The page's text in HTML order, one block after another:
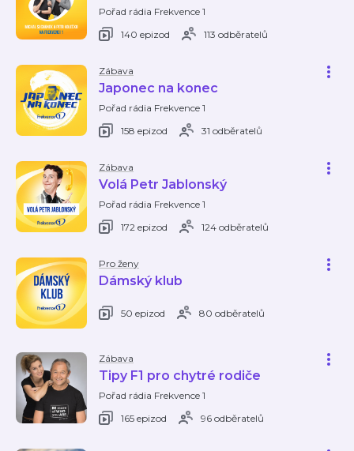
Pořad rádia Frekvence 1
140 epizod
113 odběratelů
Zábava
Japonec na konec
Pořad rádia Frekvence 1
158 epizod
31 odběratelů
Zábava
Volá Petr Jablonský
Pořad rádia Frekvence 1
172 epizod
124 odběratelů
Pro ženy
Dámský klub
50 epizod 80 odběratelů
Zábava
Tipy F1 pro chytré rodiče
Pořad rádia Frekvence 1
165 epizod
96 odběratelů